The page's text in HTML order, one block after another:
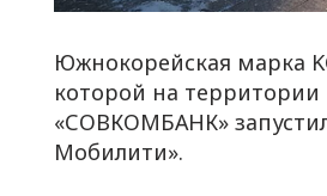
Южнокорейская марка
которой на
«СОВКОМБАНК»
Мобилити».